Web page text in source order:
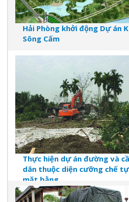
Hải Phòng khởi động Dự án
Sông Cấm
Thực hiện dự án đường và
dân thuộc diện cưỡng chế
mặt bằng